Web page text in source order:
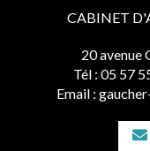
CABINET
20 avenue
Tél : 05 57
Email :